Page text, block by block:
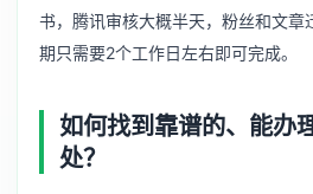
书，腾讯审核大概半天，粉丝和文章
期只需要2个工作日左右即可完成。
如何找到靠谱的、能办
处？